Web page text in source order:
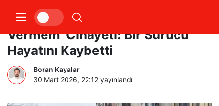
İstanbul’da Kan Donduran ‘Yol
Vermem’ Cinayeti: Bir Sürücü
Hayatını Kaybetti
Boran Kayalar
30 Mart 2026, 22:12 yayınlandı